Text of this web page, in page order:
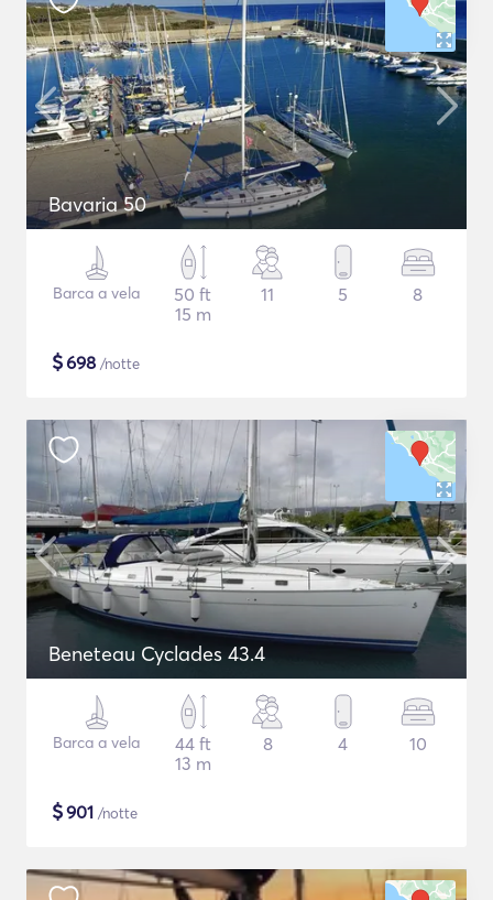
Bavaria 50
Barca a vela
50 ft
15 m
11 5 8
$698 /notte
Beneteau Cyclades 43.4
Barca a vela
44 ft
13 m
8 4 10
$901 /notte